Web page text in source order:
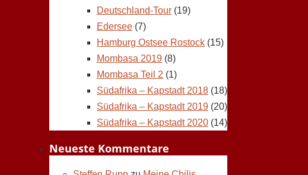
Deutschland-Tour (19)
Edersee (7)
Hamburg Ostsee Rostock (15)
Mombasa 2019 (8)
Mombasa Teil 2 (1)
Südafrika – Kapstadt 2018 (18)
Südafrika – Kapstadt 2019 (20)
Südafrika – Kapstadt 2020 (14)
Neueste Kommentare